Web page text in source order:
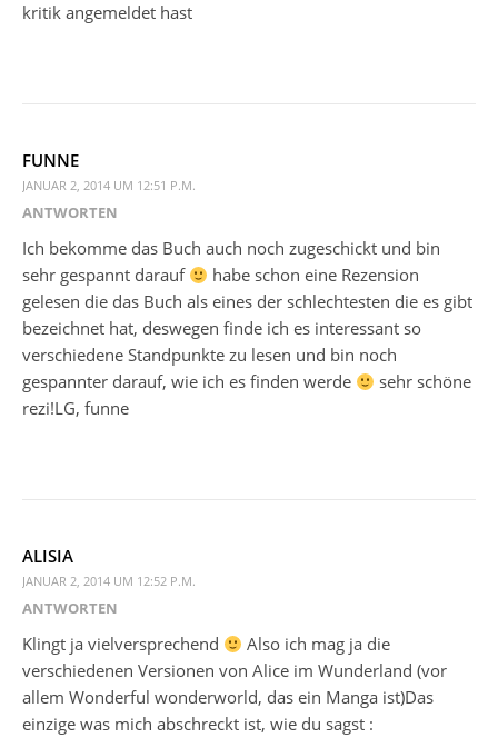
kritik angemeldet hast
FUNNE
JANUAR 2, 2014 UM 12:51 P.M.
ANTWORTEN
Ich bekomme das Buch auch noch zugeschickt und bin
sehr gespannt darauf
habe schon eine Rezension
gelesen die das Buch als eines der schlechtesten die es gibt
bezeichnet hat, deswegen finde ich es interessant so
verschiedene Standpunkte zu lesen und bin noch
gespannter darauf, wie ich es finden werde
sehr schöne
rezi!LG, funne
ALISIA
JANUAR 2, 2014 UM 12:52 P.M.
ANTWORTEN
Klingt ja vielversprechend
Also ich mag ja die
verschiedenen Versionen von Alice im Wunderland (vor
allem Wonderful wonderworld, das ein Manga ist)Das
einzige was mich abschreckt ist, wie du sagst :